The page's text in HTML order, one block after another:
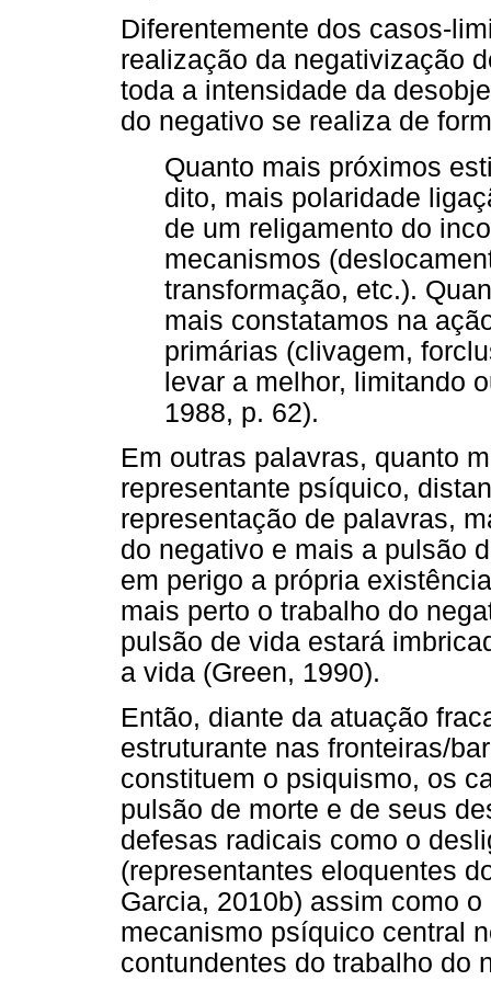
Diferentemente dos casos-
realização da negativização
toda a intensidade da
do negativo se realiza de
Quanto mais próximos
dito, mais polaridade
de um religamento do
mecanismos
transformação, etc.).
mais constatamos na
primárias (clivagem,
levar a melhor, limitando
1988, p. 62).
Em outras palavras, quanto
representante psíquico,
representação de palavras,
do negativo e mais a pulsão
em perigo a própria
mais perto o trabalho do
pulsão de vida estará
a vida (Green, 1990).
Então, diante da atuação
estruturante nas fronteiras/
constituem o psiquismo, os
pulsão de morte e de seus
defesas radicais como o
(representantes eloquentes
Garcia, 2010b) assim como
mecanismo psíquico central
contundentes do trabalho do